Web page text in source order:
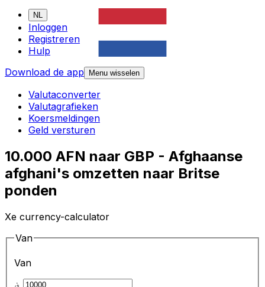
NL
Inloggen
Registreren
Hulp
Download de app
Menu wisselen
Valutaconverter
Valutagrafieken
Koersmeldingen
Geld versturen
10.000 AFN naar GBP - Afghaanse
afghani's omzetten naar Britse
ponden
Xe currency-calculator
Van
Van